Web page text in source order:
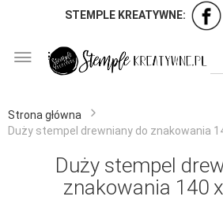
STEMPLE KREATYWNE:
do
treści
Strona główna
Duży stempel drewniany do znakowania
Duży stempel
znakowania 140